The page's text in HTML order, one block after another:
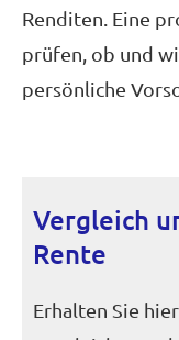
Renditen. Eine
prüfen, ob und
persönliche
Vergleich
Rente
Erhalten Sie